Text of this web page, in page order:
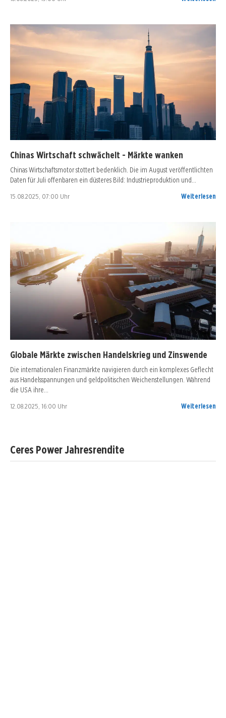
Chinas Wirtschaft schwächelt - Märkte wanken
Chinas Wirtschaftsmotor stottert bedenklich. Die im August veröffentlichten
Daten für Juli offenbaren ein düsteres Bild: Industrieproduktion und…
15.08.2025, 07:00 Uhr Weiterlesen
Globale Märkte zwischen Handelskrieg und Zinswende
Die internationalen Finanzmärkte navigieren durch ein komplexes Geflecht
aus Handelsspannungen und geldpolitischen Weichenstellungen. Während
die USA ihre…
12.08.2025, 16:00 Uhr Weiterlesen
Ceres Power Jahresrendite